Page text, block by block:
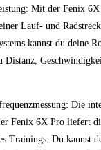
Mit der Fenix
Lauf- und
kannst du deine
Distanz,​
Die
Fenix 6X Pro liefert
Trainings. Du kannst